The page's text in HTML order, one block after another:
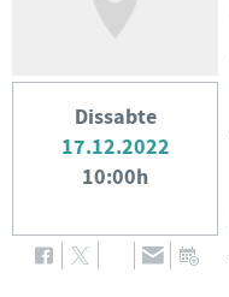
Dissabte
17.12.2022
10:00h